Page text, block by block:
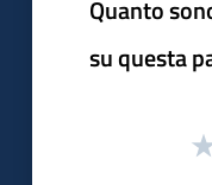
Quanto
su questa